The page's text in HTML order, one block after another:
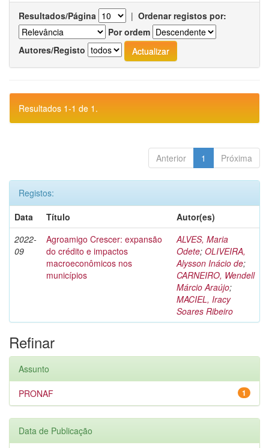
Resultados/Página | Ordenar registos por:
Por ordem
Autores/Registo
Resultados 1-1 de 1.
Anterior 1 Próxima
Registos:
Data
Título
Autor(es)
2022-
09
Agroamigo Crescer: expansão
do crédito e impactos
macroeconômicos nos
municípios
ALVES, Maria
Odete; OLIVEIRA,
Alysson Inácio de;
CARNEIRO, Wendell
Márcio Araújo;
MACIEL, Iracy
Soares Ribeiro
Refinar
Assunto
1
PRONAF
Data de Publicação